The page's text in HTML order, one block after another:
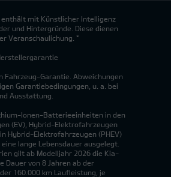
enthält mit Künstlicher Intelligenz
und Hintergründe. Diese dienen
Veranschaulichung. *
Fahrzeug-Garantie. Abweichungen
Garantiebedingungen, u. a. bei
Ausstattung.
Ionen-Batterieeinheiten in den
(EV), Hybrid-Elektrofahrzeugen
Hybrid-Elektrofahrzeugen (PHEV)
lange Lebensdauer ausgelegt.
gilt ab Modelljahr 2026 die Kia-
Dauer von 8 Jahren ab der
160.000 km Laufleistung, je